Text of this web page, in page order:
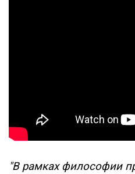
"В рамках философии